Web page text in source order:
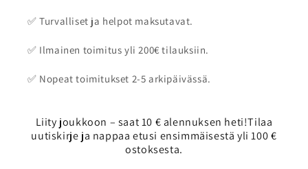
✅ Turvalliset ja helpot maksutavat.
✅ Ilmainen toimitus yli 200€ tilauksiin.
✅ Nopeat toimitukset 2-5 arkipäivässä.
Liity joukkoon – saat 10 € alennuksen heti!Tilaa
uutiskirje ja nappaa etusi ensimmäisestä yli 100 €
ostoksesta.